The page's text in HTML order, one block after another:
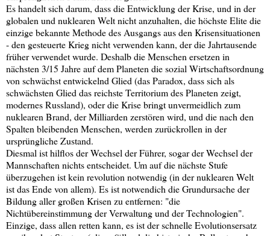
Es handelt sich darum, dass die Entwicklung der Krise, und in der
globalen und nuklearen Welt nicht anzuhalten, die höchste Elite die
einzige bekannte Methode des Ausgangs aus den Krisensituationen
- den gesteuerte Krieg nicht verwenden kann, der die Jahrtausende
früher verwendet wurde. Deshalb die Menschen ersetzen in
nächsten 3/15 Jahre auf dem Planeten die sozial Wirtschaftsordnung
von schwächst entwickelnd Glied (das Paradox, dass sich als
schwächsten Glied das reichste Territorium des Planeten zeigt,
modernes Russland), oder die Krise bringt unvermeidlich zum
nuklearen Brand, der Milliarden zerstören wird, und die nach den
Spalten bleibenden Menschen, werden zurückrollen in der
ursprüngliche Zustand.
Diesmal ist hilflos der Wechsel der Führer, sogar der Wechsel der
Mannschaften nichts entscheidet. Um auf die nächste Stufe
überzugehen ist kein revolution notwendig (in der nuklearen Welt
ist das Ende von allem). Es ist notwendich die Grundursache der
Bildung aller großen Krisen zu entfernen: "die
Nichtübereinstimmung der Verwaltung und der Technologien".
Einzige, dass allen retten kann, es ist der schnelle Evolutionsersatz